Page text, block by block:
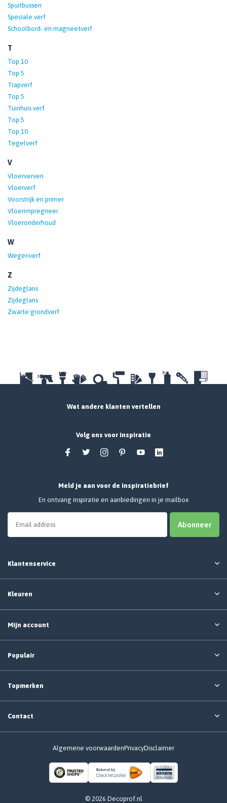
Spuitbussen
Speciale verf
Schoolbord- en magneetverf
T
Top 10
Top 5
Trapverf
Top 5
Tuinhuis verf
Top 5
Top 10
Tegelverf
V
Vloerverven
Vloerverf
Voorstrijk en primer
Vloerimpregneer
Vloeronderhoud
W
Wegenverf
Z
Zijdeglans
Zijdeglans
Zwarte grondverf
Wat andere klanten vertellen
Volg ons voor inspiratie
Meld je aan voor de inspiratiebrief
En ontvang inspiratie en aanbiedingen in je mailbox
Abonneer
Klantenservice
Kleuren
Mijn account
Populair
Topmerken
Contact
Algemene voorwaardenPrivacyDisclaimer
© 2026 Decoprof.nl